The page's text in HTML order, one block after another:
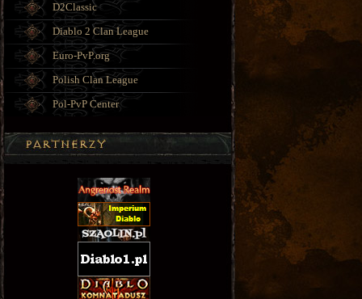
D2Classic
Diablo 2 Clan League
Euro-PvP.org
Polish Clan League
Pol-PvP Center